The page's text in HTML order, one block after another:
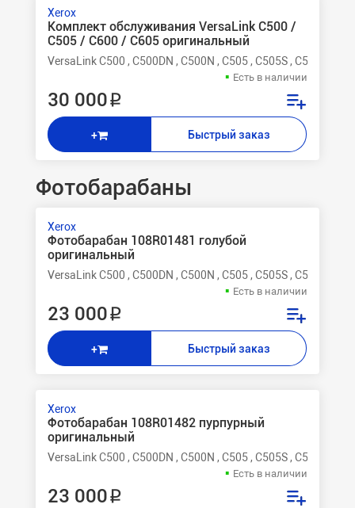
Xerox
Комплект обслуживания VersaLink C500 /
C505 / C600 / C605 оригинальный
VersaLink C500 , C500DN , C500N , C505 , C505S , C505X ,
Есть в наличии
30 000 ₽
+ Быстрый заказ
Фотобарабаны
Xerox
Фотобарабан 108R01481 голубой
оригинальный
VersaLink C500 , C500DN , C500N , C505 , C505S , C505X
Есть в наличии
23 000 ₽
+ Быстрый заказ
Xerox
Фотобарабан 108R01482 пурпурный
оригинальный
VersaLink C500 , C500DN , C500N , C505 , C505S , C505X
Есть в наличии
23 000 ₽